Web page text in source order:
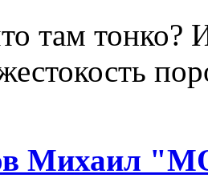
там тонко?
Михаил